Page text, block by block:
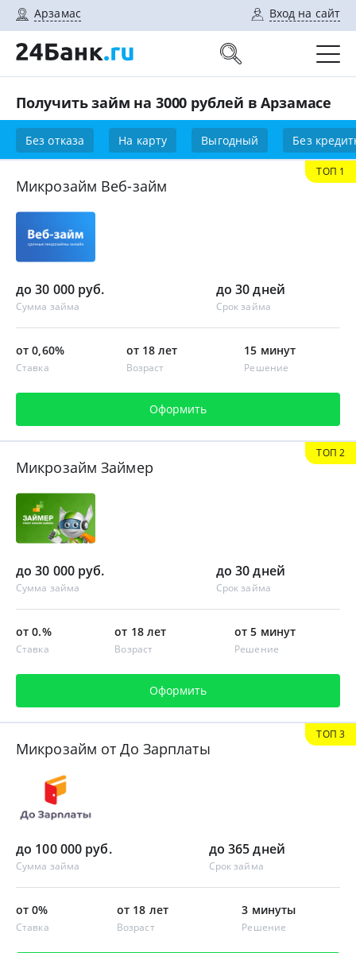
Арзамас Вход на сайт
Получить займ на 3000 рублей в Арзамасе
Без отказа На карту Выгодный Без
Микрозайм Веб-займ
до 30 000 руб.
Сумма займа
до 30 дней
Срок займа
от 0,60%
Ставка
от 18 лет
Возраст
15 минут
Решение
Оформить
ТОП 1
Микрозайм Займер
до 30 000 руб.
Сумма займа
до 30 дней
Срок займа
от 0.%
Ставка
от 18 лет
Возраст
от 5 минут
Решение
Оформить
ТОП 2
Микрозайм от До Зарплаты
до 100 000 руб.
Сумма займа
до 365 дней
Срок займа
от 0%
Ставка
от 18 лет
Возраст
3 минуты
Решение
ТОП 3